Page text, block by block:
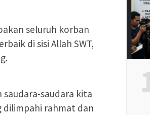
seluruh korban
di sisi Allah SWT,
saudara kita
dilimpahi rahmat dan